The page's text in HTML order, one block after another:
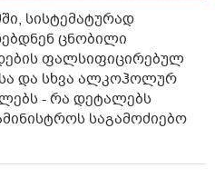
სისტემატურად
ცნობილი
ფალსიფიცირებულ
და სხვა ალკოჰოლურ
- რა დეტალებს
საგამოძიებო